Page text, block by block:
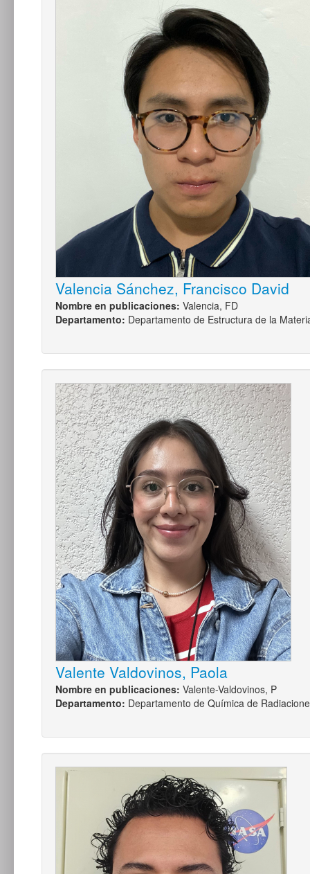
Valencia Sánchez, Francisco David
Nombre en publicaciones: Valencia, FD
Departamento: Departamento de Estructura de la
Valente Valdovinos, Paola
Nombre en publicaciones: Valente-Valdovinos, P
Departamento: Departamento de Química de